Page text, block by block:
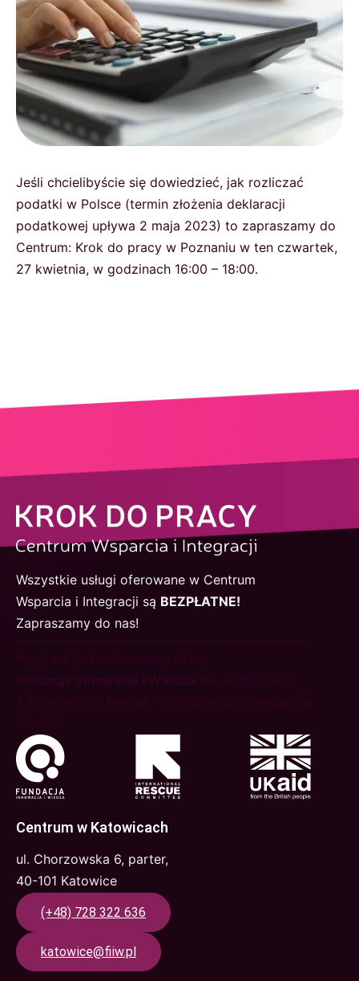
Jeśli chcielibyście się dowiedzieć, jak rozliczać
podatki w Polsce (termin złożenia deklaracji
podatkowej upływa 2 maja 2023) to zapraszamy do
Centrum: Krok do pracy w Poznaniu w ten czwartek,
27 kwietnia, w godzinach 16:00 – 18:00.
Wszystkie usługi oferowane w Centrum
Wsparcia i Integracji są BEZPŁATNE!
Zapraszamy do nas!
Centrum w Katowicach
ul. Chorzowska 6, parter,
40-101 Katowice
(+48) 728 322 636
katowice@fiiw.pl